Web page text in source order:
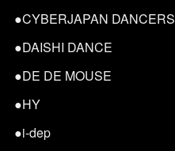
●CYBERJAPAN DANCERS
●DAISHI DANCE
●DE DE MOUSE
●HY
●i-dep